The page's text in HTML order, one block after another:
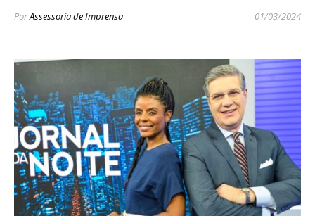
PorAssessoria de Imprensa 01/03/2024